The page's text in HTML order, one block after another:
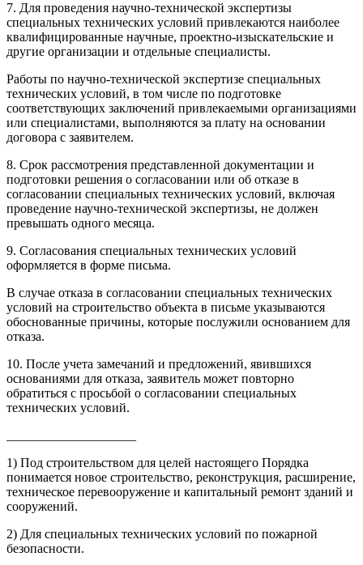
7. Для проведения научно-технической экспертизы
специальных технических условий привлекаются наиболее
квалифицированные научные, проектно-изыскательские и
другие организации и отдельные специалисты.
Работы по научно-технической экспертизе специальных
технических условий, в том числе по подготовке
соответствующих заключений привлекаемыми организациями
или специалистами, выполняются за плату на основании
договора с заявителем.
8. Срок рассмотрения представленной документации и
подготовки решения о согласовании или об отказе в
согласовании специальных технических условий, включая
проведение научно-технической экспертизы, не должен
превышать одного месяца.
9. Согласования специальных технических условий
оформляется в форме письма.
В случае отказа в согласовании специальных технических
условий на строительство объекта в письме указываются
обоснованные причины, которые послужили основанием для
отказа.
10. После учета замечаний и предложений, явившихся
основаниями для отказа, заявитель может повторно
обратиться с просьбой о согласовании специальных
технических условий.
1) Под строительством для целей настоящего Порядка
понимается новое строительство, реконструкция, расширение,
техническое перевооружение и капитальный ремонт зданий и
сооружений.
2) Для специальных технических условий по пожарной
безопасности.